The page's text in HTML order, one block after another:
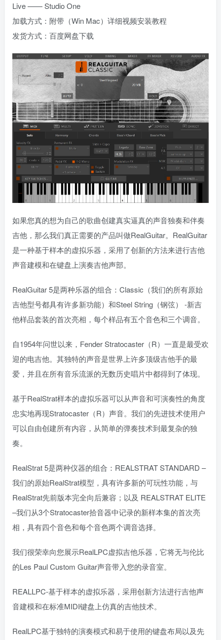
Live —— Studio One
加载方式：附带（Win Mac）详细视频安装教程
发货方式：百度网盘下载
如果您真的想为自己的歌曲创建真实逼真的声音独奏和伴奏
吉他，那么我们真正需要的产品叫做RealGuitar。RealGuitar
是一种基于样本的虚拟乐器，采用了创新的方法来进行吉他
声音建模和在键盘上演奏吉他声部。
RealGuitar 5是两种乐器的组合：Classic（我们的所有原始
吉他型号都具有许多新功能）和Steel String（钢弦） -新吉
他样品套装的首次亮相，每个样品有五个音色和三个调音。
自1954年问世以来，Fender Stratocaster（R）一直是最受欢
迎的电吉他。其独特的声音是世界上许多顶级吉他手的最
爱，并且在所有音乐流派的无数历史唱片中都得到了体现。
基于RealStrat样本的虚拟乐器可以从声音和可演奏性的角度
忠实地再现Stratocaster（R）声音。我们的先进技术使用户
可以自由创建所有内容，从简单的弹奏技术到最复杂的独
奏。
RealStrat 5是两种仪器的组合：REALSTRAT STANDARD –
我们的原始RealStrat模型，具有许多新的可玩性功能，与
RealStrat先前版本完全向后兼容；以及 REALSTRAT ELITE
–我们从3个Stratocaster拾音器中记录的新样本集的首次亮
相，具有四个音色和每个音色两个调音选择。
我们很荣幸向您展示RealLPC虚拟吉他乐器，它将无与伦比
的Les Paul Custom Guitar声音带入您的录音室。
REALLPC-基于样本的虚拟乐器，采用创新方法进行吉他声
音建模和在标准MIDI键盘上仿真的吉他技术。
RealLPC基于独特的演奏模式和易于使用的键盘布局以及先